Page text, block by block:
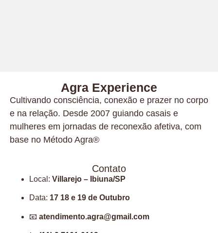
Agra Experience
Cultivando consciência, conexão e prazer no corpo
e na relação. Desde 2007 guiando casais e
mulheres em jornadas de reconexão afetiva, com
base no Método Agra®
Contato
Local: Villarejo – Ibiuna/SP
Data: 17 18 e 19 de Outubro
📧 atendimento.agra@gmail.com